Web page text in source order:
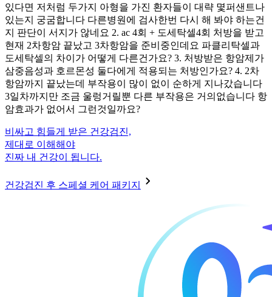
있다면 저처럼 두가지 아형을 가진 환자들이 대략 몇퍼샌트나
있는지 궁굼합니다 다른병원에 검사한번 다시 해 봐야 하는건
지 판단이 서지가 않네요 2. ac 4회 + 도세탁셀4회 처방을 받고
현재 2차항암 끝났고 3차항암을 준비중인데요 파클리탁셀과
도세탁셀의 차이가 어떻게 다른건가요? 3. 처방받은 항암제가
삼중음성과 호르몬성 둘다에게 적용되는 처방인가요? 4. 2차
항암까지 끝났는데 부작용이 많이 없이 순하게 지나갔습니다
3일차까지만 조금 울렁거릴뿐 다른 부작용은 거의없습니다 항
암효과가 없어서 그런것일까요?
비싸고 힘들게 받은 건강검진,
제대로 이해해야
진짜 내 건강이 됩니다.
건강검진 후 스페셜 케어 패키지